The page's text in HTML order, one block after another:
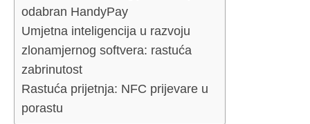
odabran HandyPay
Umjetna inteligencija u razvoju
zlonamjernog softvera: rastuća
zabrinutost
Rastuća prijetnja: NFC prijevare u
porastu